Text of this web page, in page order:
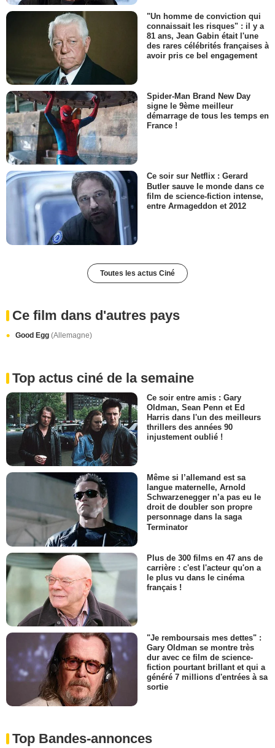
"Un homme de conviction qui
connaissait les risques" : il y a
81 ans, Jean Gabin était l'une
des rares célébrités françaises à
avoir pris ce bel engagement
Spider-Man Brand New Day
signe le 9ème meilleur
démarrage de tous les temps en
France !
Ce soir sur Netflix : Gerard
Butler sauve le monde dans ce
film de science-fiction intense,
entre Armageddon et 2012
Toutes les actus Ciné
Ce film dans d'autres pays
Good Egg (Allemagne)
Top actus ciné de la semaine
Ce soir entre amis : Gary
Oldman, Sean Penn et Ed
Harris dans l'un des meilleurs
thrillers des années 90
injustement oublié !
Même si l’allemand est sa
langue maternelle, Arnold
Schwarzenegger n’a pas eu le
droit de doubler son propre
personnage dans la saga
Terminator
Plus de 300 films en 47 ans de
carrière : c'est l'acteur qu'on a
le plus vu dans le cinéma
français !
"Je remboursais mes dettes" :
Gary Oldman se montre très
dur avec ce film de science-
fiction pourtant brillant et qui a
généré 7 millions d'entrées à sa
sortie
Top Bandes-annonces